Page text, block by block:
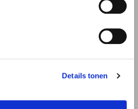
Details tonen